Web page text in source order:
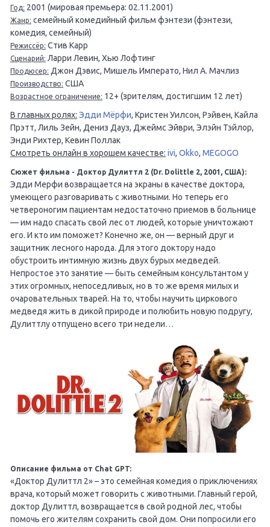
Год: 2001 (мировая премьера: 02.11.2001)
Жанр: семейный комедийный фильм фэнтези (фэнтези,
комедия, семейный)
Режиссёр: Стив Карр
Сценарий: Ларри Левин, Хью Лофтинг
Продюсер: Джон Дэвис, Мишель Императо, Нил А. Мачлиз
Производство: США
Возрастное ограничение: 12+ (зрителям, достигшим 12 лет)
В главных ролях: Эдди Мёрфи, Кристен Уилсон, Рэйвен, Кайла
Прэтт, Лиль Зейн, Дениз Дауз, Джеймс Эйври, Элэйн Тэйлор,
Энди Рихтер, Кевин Поллак
Смотреть онлайн в хорошем качестве: ivi, Okko, MEGOGO
Сюжет фильма - Доктор Дулиттл 2 (Dr. Dolittle 2, 2001, США):
Эдди Мерфи возвращается на экраны в качестве доктора,
умеющего разговаривать с животными. Но теперь его
четвероногим пациентам недостаточно приемов в больнице
— им надо спасать свой лес от людей, которые уничтожают
его. И кто им поможет? Конечно же, он — верный друг и
защитник лесного народа. Для этого доктору надо
обустроить интимную жизнь двух бурых медведей.
Непростое это занятие — быть семейным консультантом у
этих огромных, непоседливых, но в то же время милых и
очаровательных тварей. На то, чтобы научить циркового
медведя жить в дикой природе и полюбить новую подругу,
Дулиттлу отпущено всего три недели…
Описание фильма от Chat GPT:
«Доктор Дулиттл 2» – это семейная комедия о приключениях
врача, который может говорить с животными. Главный герой,
доктор Дулиттл, возвращается в свой родной лес, чтобы
помочь его жителям сохранить свой дом. Они попросили его